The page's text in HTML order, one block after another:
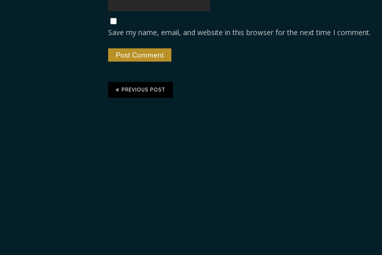
Save my name, email, and website in this browser for the next time I comment.
PREVIOUS POST